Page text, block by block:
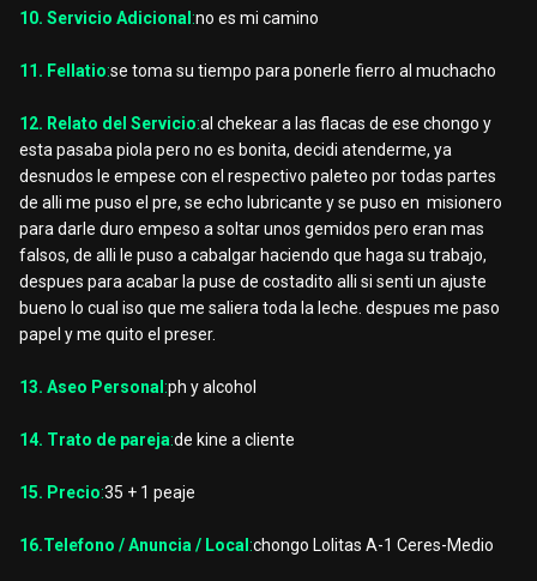
10. Servicio Adicional :no es mi camino
11. Fellatio:se toma su tiempo para ponerle fierro al muchacho
12. Relato del Servicio:al chekear a las flacas de ese chongo y
esta pasaba piola pero no es bonita, decidi atenderme, ya
desnudos le empese con el respectivo paleteo por todas partes
de alli me puso el pre, se echo lubricante y se puso en misionero
para darle duro empeso a soltar unos gemidos pero eran mas
falsos, de alli le puso a cabalgar haciendo que haga su trabajo,
despues para acabar la puse de costadito alli si senti un ajuste
bueno lo cual iso que me saliera toda la leche. despues me paso
papel y me quito el preser.
13. Aseo Personal :ph y alcohol
14. Trato de pareja:de kine a cliente
15. Precio:35 + 1 peaje
16.Telefono / Anuncia / Local :chongo Lolitas A-1 Ceres-Medio